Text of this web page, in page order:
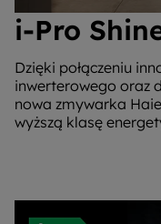
i-Pro
Dzięki połączeniu
inwerterowego oraz
nowa zmywarka
wyższą klasę